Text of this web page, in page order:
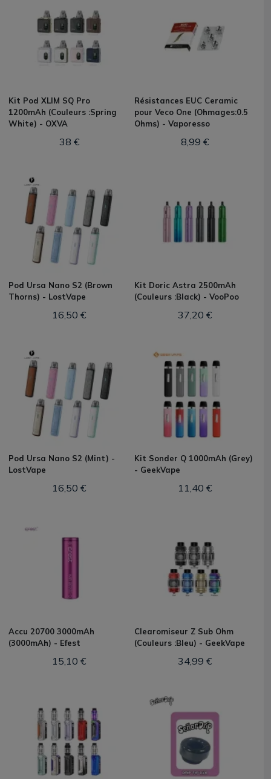
Kit Pod XLIM SQ Pro
1200mAh (Couleurs :Spring
White) - OXVA
38 €
Résistances EUC Ceramic
pour Veco One (Ohmages:0.5
Ohms) - Vaporesso
8,99 €
Pod Ursa Nano S2 (Brown
Thorns) - LostVape
16,50 €
Kit Doric Astra 2500mAh
(Couleurs :Black) - VooPoo
37,20 €
Pod Ursa Nano S2 (Mint) -
LostVape
16,50 €
Kit Sonder Q 1000mAh (Grey)
- GeekVape
11,40 €
Accu 20700 3000mAh
(3000mAh) - Efest
15,10 €
Clearomiseur Z Sub Ohm
(Couleurs :Bleu) - GeekVape
34,99 €